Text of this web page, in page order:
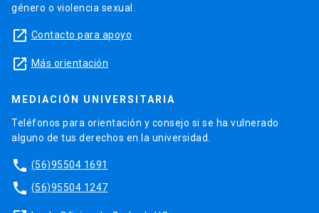
género o violencia sexual.
launch Contacto para apoyo
launch Más orientación
MEDIACIÓN UNIVERSITARIA
Teléfonos para orientación y consejo si se ha vulnerado
alguno de tus derechos en la universidad.
phone (56)95504 1691
phone (56)95504 1247